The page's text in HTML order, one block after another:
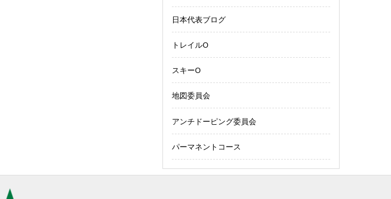
日本代表ブログ
トレイルO
スキーO
地図委員会
アンチドーピング委員会
パーマネントコース